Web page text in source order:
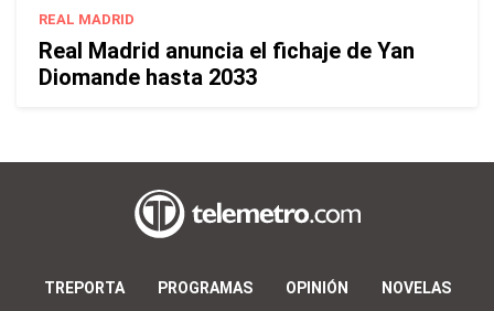
REAL MADRID
Real Madrid anuncia el fichaje de Yan
Diomande hasta 2033
TREPORTA PROGRAMAS OPINIÓN NOVELAS